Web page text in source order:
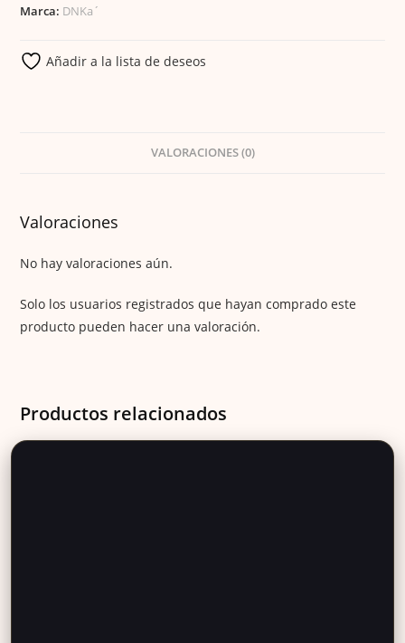
Marca: DNKa´
Añadir a la lista de deseos
VALORACIONES (0)
Valoraciones
No hay valoraciones aún.
Solo los usuarios registrados que hayan comprado este
producto pueden hacer una valoración.
Productos relacionados